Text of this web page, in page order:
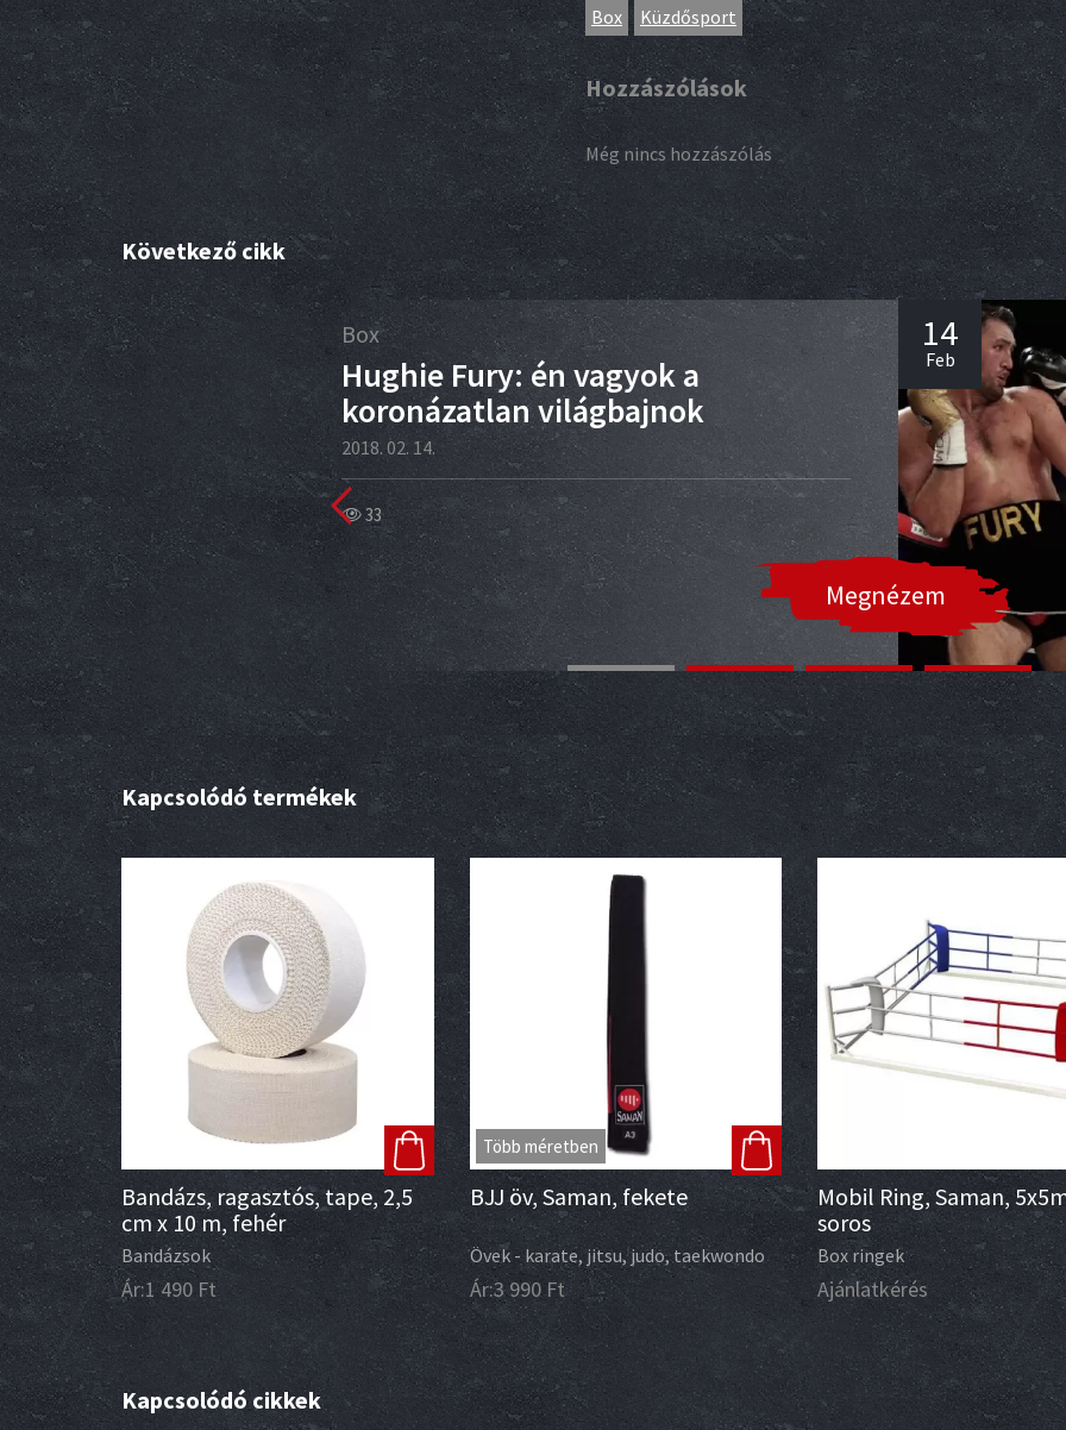
Box Küzdősport
Hozzászólások
Még nincs hozzászólás
Következő cikk
Megnézem
Box
Hughie Fury: én vagyok a
koronázatlan világbajnok
2018. 02. 14.
33
14
Feb
Kapcsolódó termékek
Bandázs, ragasztós, tape, 2,5
cm x 10 m, fehér
Bandázsok
Ár:1 490 Ft
Több méretben
BJJ öv, Saman, fekete
Övek - karate, jitsu, judo, taekwondo
Ár:3 990Ft
Mobil Ring, Saman,
soros
Box ringek
Ajánlatkérés
Kapcsolódó cikkek